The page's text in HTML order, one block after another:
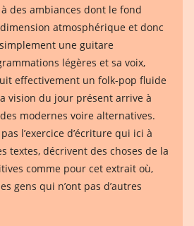
des ambiances dont le fond
atmosphérique et donc
une guitare
légères et sa voix,
effectivement un folk-pop fluide
vision du jour présent arrive à
modernes voire alternatives.
l’exercice d’écriture qui ici à
textes, décrivent des choses de la
comme pour cet extrait où,
gens qui n’ont pas d’autres